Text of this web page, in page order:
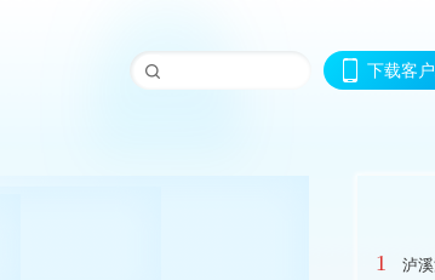
下载客
1
泸